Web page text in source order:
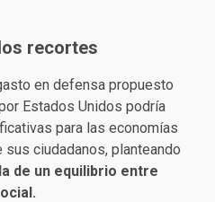
recortes
en defensa propuesto
Estados Unidos podría
para las economías
ciudadanos, planteando
de un equilibrio entre